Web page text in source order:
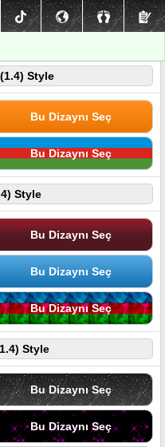
Style
Bu Dizaynı Seç
Bu Dizaynı Seç
Style
Bu Dizaynı Seç
Bu Dizaynı Seç
Bu Dizaynı Seç
Style
Bu Dizaynı Seç
Bu Dizaynı Seç